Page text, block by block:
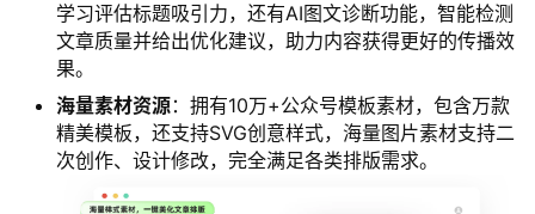
学习评估标题吸引力，还有AI图文诊断功能，智能检测
文章质量并给出优化建议，助力内容获得更好的传播效
果。
海量素材资源：拥有10万+公众号模板素材，包含万款
精美模板，还支持SVG创意样式，海量图片素材支持二
次创作、设计修改，完全满足各类排版需求。